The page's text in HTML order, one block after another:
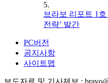
5.
브라보 리포트 1호
전략’ 발간
PC버전
공지사항
사이트맵